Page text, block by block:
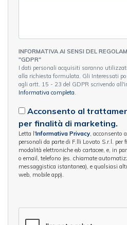
INFORMATIVA AI SENSI DEL
"GDPR"
I dati personali acquisiti saranno
alla richiesta formulata. Gli Interessati
Informativa completa.
Acconsento al
per finalità di marketing.
Letta l'Informativa Privacy, acconsento
personali da parte di F.lli Lovato S.r.l.
modalità elettroniche e/o cartacee, e, in
o email, telefono (es. chiamate
messaggistica istantanea), e qualsiasi
web, mobile app).